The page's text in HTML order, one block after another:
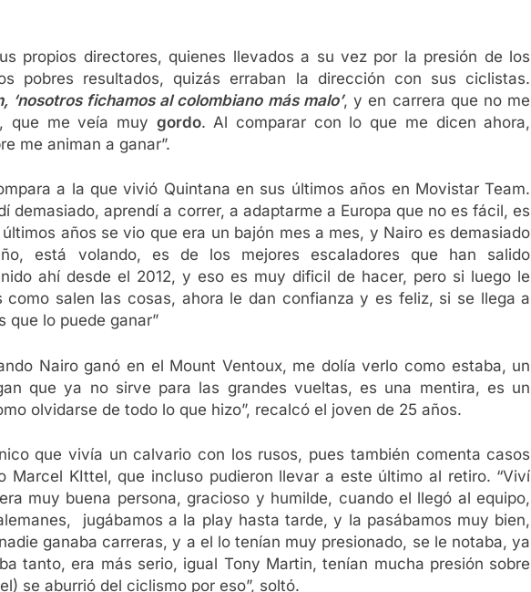
propios directores, quienes llevados a su vez por la presión de los
pobres resultados, quizás erraban la dirección con sus ciclistas.
‘nosotros fichamos al colombiano más malo’, y en carrera que no me
que me veía muy gordo. Al comparar con lo que me dicen ahora,
me animan a ganar”.
a la que vivió Quintana en sus últimos años en Movistar Team.
demasiado, aprendí a correr, a adaptarme a Europa que no es fácil, es
años se vio que era un bajón mes a mes, y Nairo es demasiado
está volando, es de los mejores escaladores que han salido
ahí desde el 2012, y eso es muy dificil de hacer, pero si luego le
como salen las cosas, ahora le dan confianza y es feliz, si se llega a
que lo puede ganar”
Nairo ganó en el Mount Ventoux, me dolía verlo como estaba, un
que ya no sirve para las grandes vueltas, es una mentira, es un
olvidarse de todo lo que hizo”, recalcó el joven de 25 años.
que vivía un calvario con los rusos, pues también comenta casos
Marcel KIttel, que incluso pudieron llevar a este último al retiro. “Viví
muy buena persona, gracioso y humilde, cuando el llegó al equipo,
jugábamos a la play hasta tarde, y la pasábamos muy bien,
ganaba carreras, y a el lo tenían muy presionado, se le notaba, ya
tanto, era más serio, igual Tony Martin, tenían mucha presión sobre
se aburrió del ciclismo por eso”, soltó.